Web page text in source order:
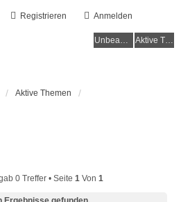
Anmelden
Registrieren
Unbeantwortete Themen Aktive Themen
Aktive Themen
0 Treffer • Seite 1Von 1